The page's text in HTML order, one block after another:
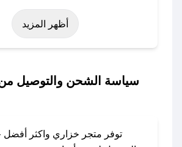
المناسبات مثل عيد الفطر، عيد
البيضاء (شهر نوفمبر)، رمضان،
التأسيس، أو حتى
باستخدام تطبيق صحصح، يمكنك
الكوبون، تواصل معنا عبر تويتر أو
أظهر المزيد
سياسة الشحن والتوصيل
توفر متجر خزاري واكثر